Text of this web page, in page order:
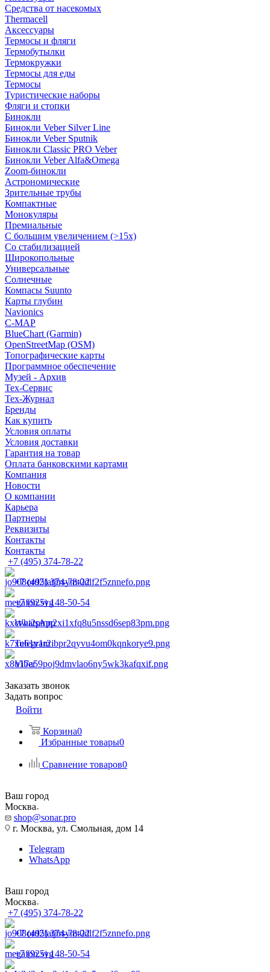
Средства от насекомых
Thermacell
Аксессуары
Термосы и фляги
Термобутылки
Термокружки
Термосы для еды
Термосы
Туристические наборы
Фляги и стопки
Бинокли
Бинокли Veber Silver Line
Бинокли Veber Sputnik
Бинокли Classic PRO Veber
Бинокли Veber Alfa&Omega
Zoom-бинокли
Астрономические
Зрительные трубы
Компактные
Монокуляры
Премиальные
С большим увеличением (>15x)
Со стабилизацией
Широкопольные
Универсальные
Солнечные
Компасы Suunto
Карты глубин
Navionics
C-MAP
BlueChart (Garmin)
OpenStreetMap (OSM)
Топографические карты
Программное обеспечение
Музей - Архив
Tex-Сервис
Тех-Журнал
Бренды
Как купить
Условия оплаты
Условия доставки
Гарантия на товар
Оплата банковскими картами
Компания
Новости
О компании
Карьера
Партнеры
Реквизиты
Контакты
Контакты
+7 (495) 374-78-22
+7 (495) 374-78-22
+7 (925) 148-50-54
WhatsApp
Telegram
Viber
Заказать звонок
Задать вопрос
Войти
Корзина0
Избранные товары0
Сравнение товаров0
Ваш город
Москва
shop@sonar.pro
г. Москва, ул. Смольная, дом 14
Telegram
WhatsApp
Ваш город
Москва
+7 (495) 374-78-22
+7 (495) 374-78-22
+7 (925) 148-50-54